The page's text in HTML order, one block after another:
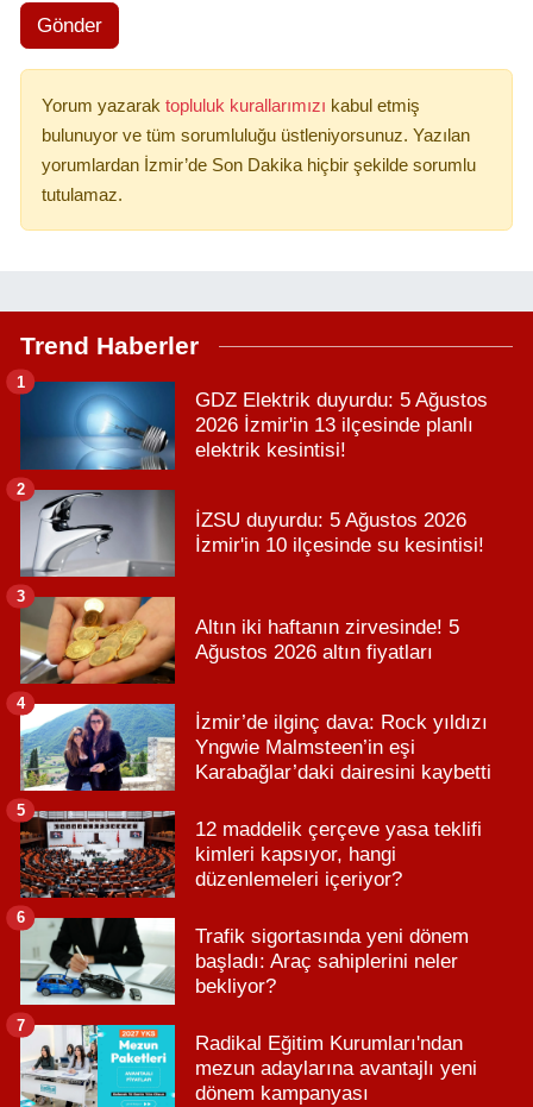
Gönder
Yorum yazarak topluluk kurallarımızı kabul etmiş
bulunuyor ve tüm sorumluluğu üstleniyorsunuz. Yazılan
yorumlardan İzmir’de Son Dakika hiçbir şekilde sorumlu
tutulamaz.
Trend Haberler
GDZ Elektrik duyurdu: 5 Ağustos
2026 İzmir'in 13 ilçesinde planlı
elektrik kesintisi!
1
İZSU duyurdu: 5 Ağustos 2026
İzmir'in 10 ilçesinde su kesintisi!
2
Altın iki haftanın zirvesinde! 5
Ağustos 2026 altın fiyatları
3
İzmir’de ilginç dava: Rock yıldızı
Yngwie Malmsteen’in eşi
Karabağlar’daki dairesini kaybetti
4
12 maddelik çerçeve yasa teklifi
kimleri kapsıyor, hangi
düzenlemeleri içeriyor?
5
Trafik sigortasında yeni dönem
başladı: Araç sahiplerini neler
bekliyor?
6
Radikal Eğitim Kurumları'ndan
mezun adaylarına avantajlı yeni
dönem kampanyası
7